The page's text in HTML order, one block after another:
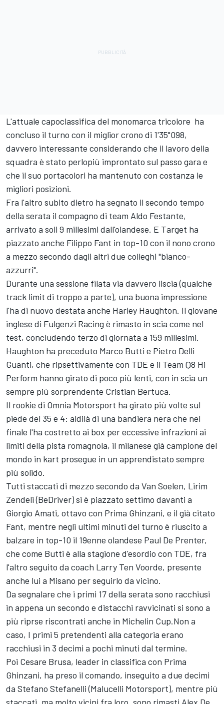
L'attuale capoclassifica del monomarca tricolore ha
concluso il turno con il miglior crono di 1'35"098,
davvero interessante considerando che il lavoro della
squadra è stato perlopiù improntato sul passo gara e
che il suo portacolori ha mantenuto con costanza le
migliori posizioni.
Fra l'altro subito dietro ha segnato il secondo tempo
della serata il compagno di team Aldo Festante,
arrivato a soli 9 millesimi dall'olandese. E Target ha
piazzato anche Filippo Fant in top-10 con il nono crono
a mezzo secondo dagli altri due colleghi "bianco-
azzurri".
Durante una sessione filata via davvero liscia (qualche
track limit di troppo a parte), una buona impressione
l'ha di nuovo destata anche Harley Haughton. Il giovane
inglese di Fulgenzi Racing è rimasto in scia come nel
test, concludendo terzo di giornata a 159 millesimi.
Haughton ha preceduto Marco Butti e Pietro Delli
Guanti, che ripsettivamente con TDE e il Team Q8 Hi
Perform hanno girato di poco più lenti, con in scia un
sempre più sorprendente Cristian Bertuca.
Il rookie di Omnia Motorsport ha girato più volte sul
piede del 35 e 4: aldilà di una bandiera nera che nel
finale l'ha costretto ai box per eccessive infrazioni ai
limiti della pista romagnola, il milanese già campione del
mondo in kart prosegue in un apprendistato sempre
più solido.
Tutti staccati di mezzo secondo da Van Soelen, Lirim
Zendeli (BeDriver) si è piazzato settimo davanti a
Giorgio Amati, ottavo con Prima Ghinzani, e il già citato
Fant, mentre negli ultimi minuti del turno è riuscito a
balzare in top-10 il 19enne olandese Paul De Prenter,
che come Butti è alla stagione d'esordio con TDE, fra
l'altro seguito da coach Larry Ten Voorde, presente
anche lui a Misano per seguirlo da vicino.
Da segnalare che i primi 17 della serata sono racchiusi
in appena un secondo e distacchi ravvicinati si sono a
più riprse riscontrati anche in Michelin Cup.Non a
caso, I primi 5 pretendenti alla categoria erano
racchiusi in 3 decimi a pochi minuti dal termine.
Poi Cesare Brusa, leader in classifica con Prima
Ghinzani, ha preso il comando, inseguito a due decimi
da Stefano Stefanelli (Malucelli Motorsport), mentre più